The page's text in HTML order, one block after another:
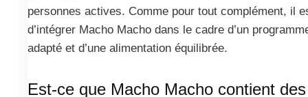
personnes actives. Comme pour tout complément, il
d’intégrer Macho Macho dans le cadre d’un
adapté et d’une alimentation équilibrée.
Est-ce que Macho Macho contient